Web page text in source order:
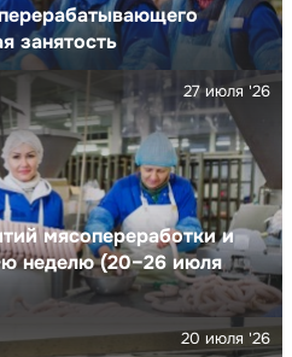
занятость
мясопереработки и
неделю (20–26 июля
27 июля '26
20 июля '26